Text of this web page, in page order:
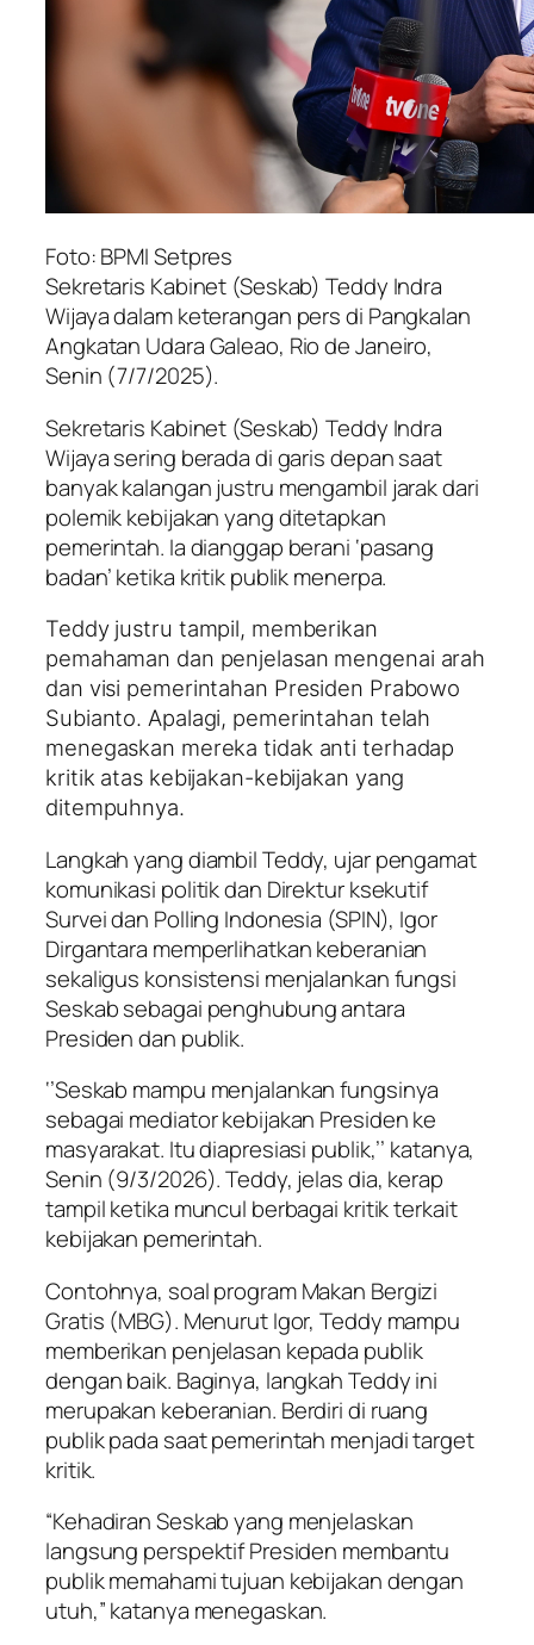
Foto: BPMI Setpres
Sekretaris Kabinet (Seskab) Teddy Indra
Wijaya dalam keterangan pers di Pangkalan
Angkatan Udara Galeao, Rio de Janeiro,
Senin (7/7/2025).
Sekretaris Kabinet (Seskab) Teddy Indra
Wijaya sering berada di garis depan saat
banyak kalangan justru mengambil jarak dari
polemik kebijakan yang ditetapkan
pemerintah. Ia dianggap berani ‘pasang
badan’ ketika kritik publik menerpa.
Teddy justru tampil, memberikan
pemahaman dan penjelasan mengenai arah
dan visi pemerintahan Presiden Prabowo
Subianto. Apalagi, pemerintahan telah
menegaskan mereka tidak anti terhadap
kritik atas kebijakan-kebijakan yang
ditempuhnya.
Langkah yang diambil Teddy, ujar pengamat
komunikasi politik dan Direktur ksekutif
Survei dan Polling Indonesia (SPIN), Igor
Dirgantara memperlihatkan keberanian
sekaligus konsistensi menjalankan fungsi
Seskab sebagai penghubung antara
Presiden dan publik.
‘’Seskab mampu menjalankan fungsinya
sebagai mediator kebijakan Presiden ke
masyarakat. Itu diapresiasi publik,’’ katanya,
Senin (9/3/2026). Teddy, jelas dia, kerap
tampil ketika muncul berbagai kritik terkait
kebijakan pemerintah.
Contohnya, soal program Makan Bergizi
Gratis (MBG). Menurut Igor, Teddy mampu
memberikan penjelasan kepada publik
dengan baik. Baginya, langkah Teddy ini
merupakan keberanian. Berdiri di ruang
publik pada saat pemerintah menjadi target
kritik.
“Kehadiran Seskab yang menjelaskan
langsung perspektif Presiden membantu
publik memahami tujuan kebijakan dengan
utuh,” katanya menegaskan.